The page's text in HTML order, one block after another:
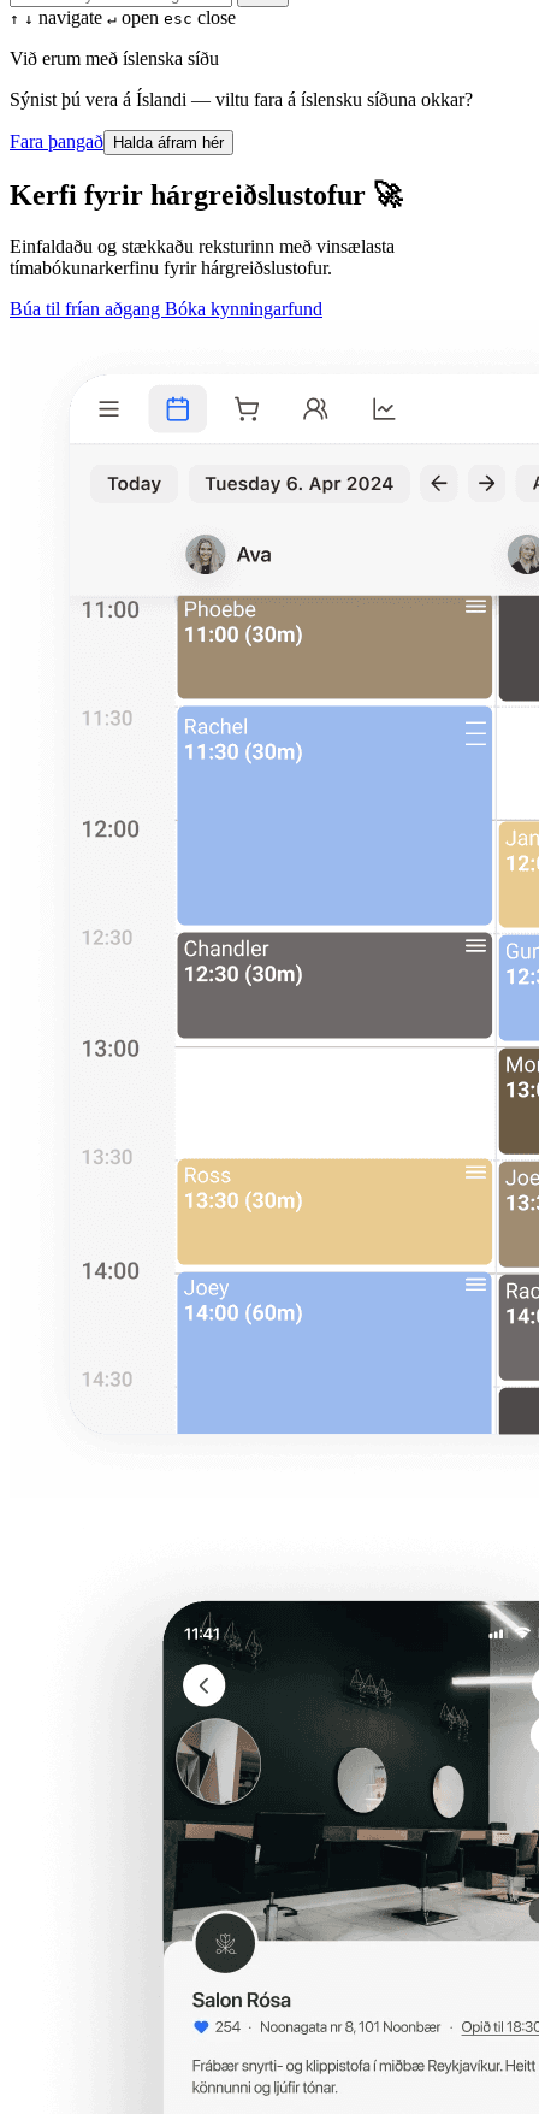
↑ ↓ navigate ↵ open esc close
Við erum með íslenska síðu
Sýnist þú vera á Íslandi — viltu fara á íslensku síðuna okkar?
Fara þangað Halda áfram hér
Kerfi fyrir hárgreiðslustofur 🚀
Einfaldaðu og stækkaðu reksturinn með vinsælasta
tímabókunarkerfinu fyrir hárgreiðslustofur.
Búa til frían aðgang Bóka kynningarfund